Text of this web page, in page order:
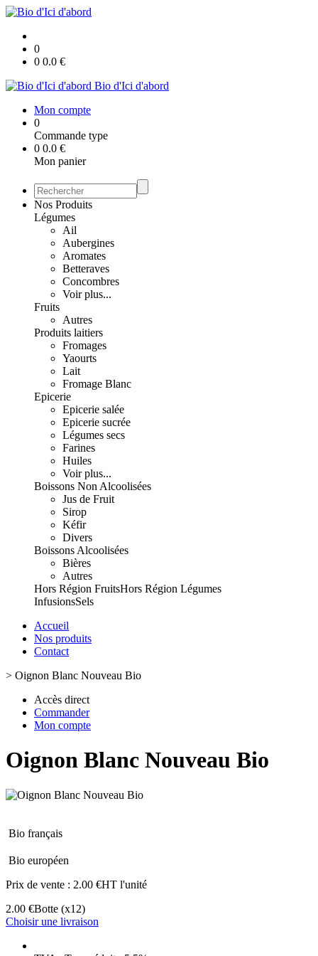
0
0 0.0 €
Bio d'Ici d'abord
Mon compte
0
Commande type
0 0.0 €
Mon panier
Nos Produits
Légumes
Ail
Aubergines
Aromates
Betteraves
Concombres
Voir plus...
Fruits
Autres
Produits laitiers
Fromages
Yaourts
Lait
Fromage Blanc
Epicerie
Epicerie salée
Epicerie sucrée
Légumes secs
Farines
Huiles
Voir plus...
Boissons Non Alcoolisées
Jus de Fruit
Sirop
Kéfir
Divers
Boissons Alcoolisées
Bières
Autres
Hors Région FruitsHors Région Légumes
InfusionsSels
Accueil
Nos produits
Contact
> Oignon Blanc Nouveau Bio
Accès direct
Commander
Mon compte
Oignon Blanc Nouveau Bio
Bio français
Bio européen
Prix de vente : 2.00 €HT l'unité
2.00 €Botte (x12)
Choisir une livraison